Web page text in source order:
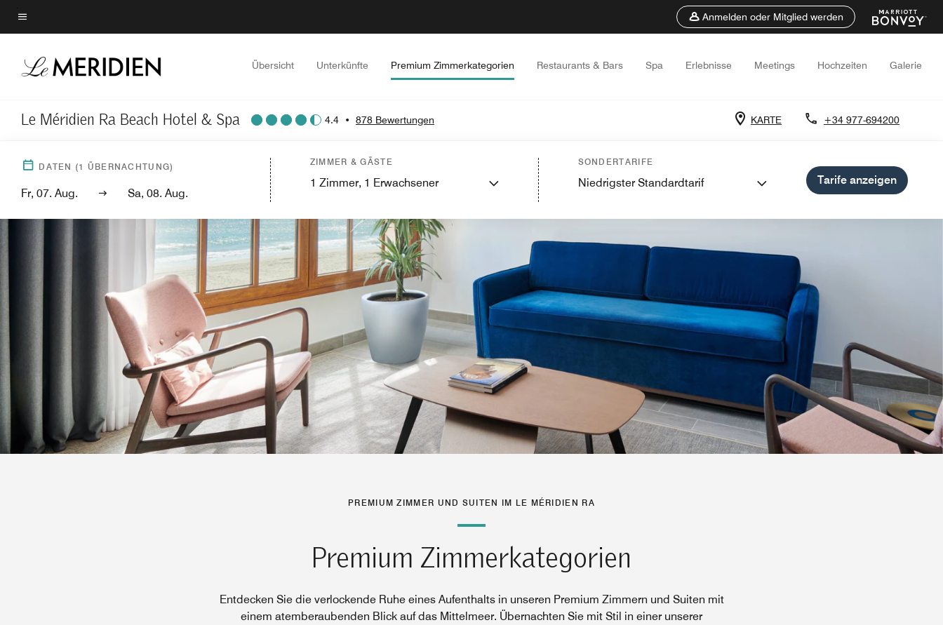
Skip
to
content
Menütext
Anmelden oder Mitglied werden
Übersicht Unterkünfte Premium Zimmerkategorien Restaurants & Bars Spa Erlebnisse Meetings Hochzeiten Galerie
Le Méridien Ra Beach Hotel & Spa 4.4 • 878 Bewertungen KARTE +34 977-694200
DATEN (1 ÜBERNACHTUNG)
Fr, 07. Aug. Sa, 08. Aug.
ZIMMER & GÄSTE
1 Zimmer, 1 Erwachsener
SONDERTARIFE
Niedrigster Standardtarif Tarife anzeigen
PREMIUM ZIMMER UND SUITEN IM LE MÉRIDIEN RA
Premium Zimmerkategorien
Entdecken Sie die verlockende Ruhe eines Aufenthalts in unseren Premium Zimmern und Suiten mit
einem atemberaubenden Blick auf das Mittelmeer. Übernachten Sie mit Stil in einer unserer